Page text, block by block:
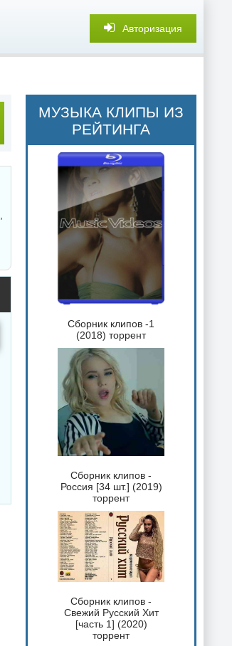
Авторизация
МУЗЫКА КЛИПЫ ИЗ
РЕЙТИНГА
Сборник клипов -1
(2018) торрент
Сборник клипов -
Россия [34 шт.] (2019)
торрент
Сборник клипов -
Свежий Русский Хит
[часть 1] (2020)
торрент